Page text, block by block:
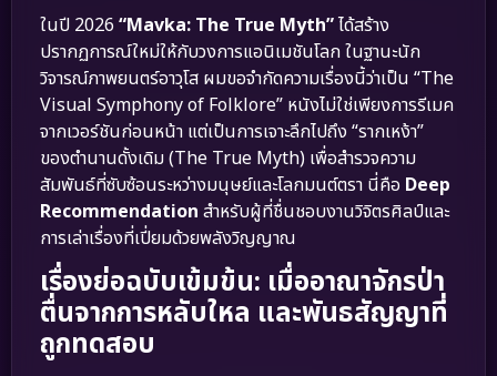
ในปี 2026 “Mavka: The True Myth”ได้สร้าง
ปรากฏการณ์ใหม่ให้กับวงการแอนิเมชันโลก ในฐานะนัก
วิจารณ์ภาพยนตร์อาวุโส ผมขอจำกัดความเรื่องนี้ว่าเป็น “The
Visual Symphony of Folklore” หนังไม่ใช่เพียงการรีเมค
จากเวอร์ชันก่อนหน้า แต่เป็นการเจาะลึกไปถึง “รากเหง้า”
ของตำนานดั้งเดิม (The True Myth) เพื่อสำรวจความ
สัมพันธ์ที่ซับซ้อนระหว่างมนุษย์และโลกมนต์ตรา นี่คือ Deep
Recommendation สำหรับผู้ที่ชื่นชอบงานวิจิตรศิลป์และ
การเล่าเรื่องที่เปี่ยมด้วยพลังวิญญาณ
เรื่องย่อฉบับเข้มข้น: เมื่ออาณาจักรป่า
ตื่นจากการหลับใหล และพันธสัญญาที่
ถูกทดสอบ